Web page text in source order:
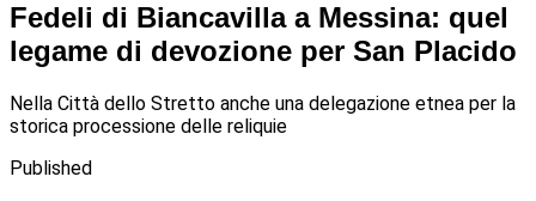
Fedeli di Biancavilla a Messina: quel
legame di devozione per San Placido
Nella Città dello Stretto anche una delegazione etnea per la
storica processione delle reliquie
Published